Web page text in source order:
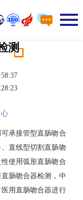
测
承接管型直肠吻合
直线型切割直肠吻
使用弧形直肠吻合
肠吻合器检测，中
用直肠吻合器进行